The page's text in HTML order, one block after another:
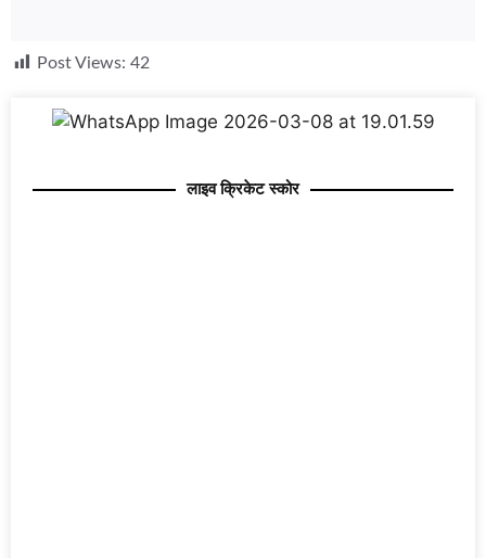
Post Views: 42
लाइव क्रिकेट स्कोर